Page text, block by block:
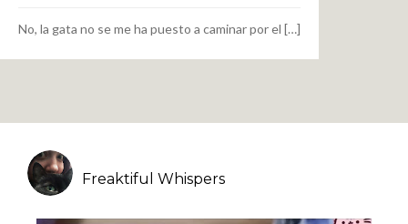
No, la gata no se me ha puesto a caminar por el […]
Freaktiful Whispers